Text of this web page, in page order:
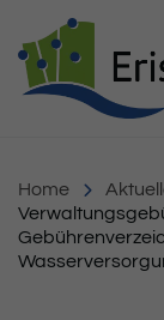
Home